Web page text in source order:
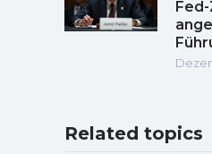
Related topics